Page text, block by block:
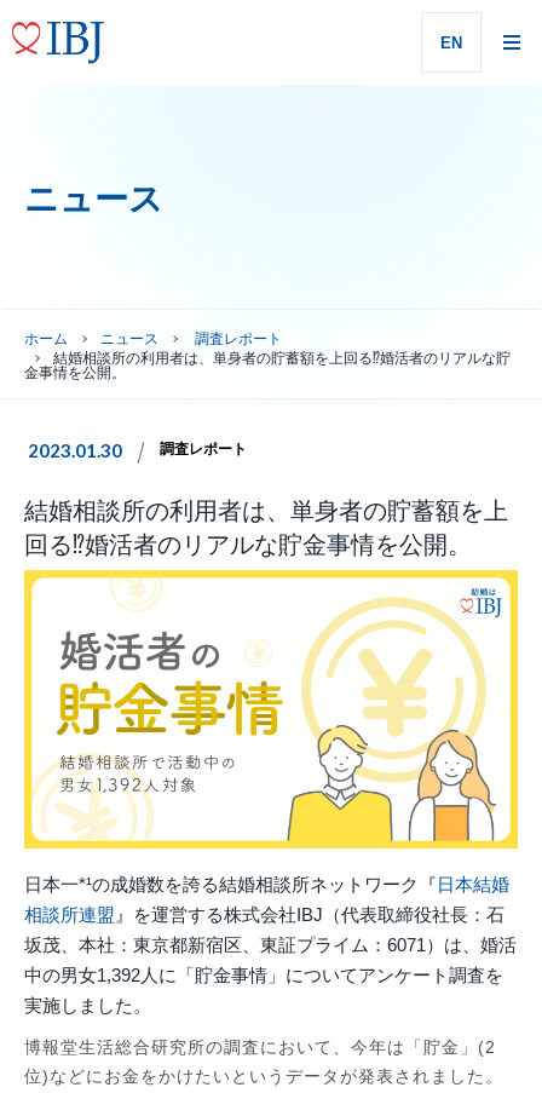
EN
ニュース
ホーム ニュース
調査レポート
結婚相談所の利用者は、単身者の貯蓄額を上回る⁉婚活者のリアルな貯
金事情を公開。
2023.01.30 調査レポート
結婚相談所の利用者は、単身者の貯蓄額を上
回る⁉婚活者のリアルな貯金事情を公開。
日本一*¹の成婚数を誇る結婚相談所ネットワーク『⽇本結婚
相談所連盟 』を運営する株式会社IBJ（代表取締役社長：石
坂茂、本社：東京都新宿区、東証プライム：6071）は、婚活
中の男女1,392人に「貯金事情」についてアンケート調査を
実施しました。
博報堂生活総合研究所の調査において、今年は「貯金」(2
位)などにお金をかけたいというデータが発表されました。